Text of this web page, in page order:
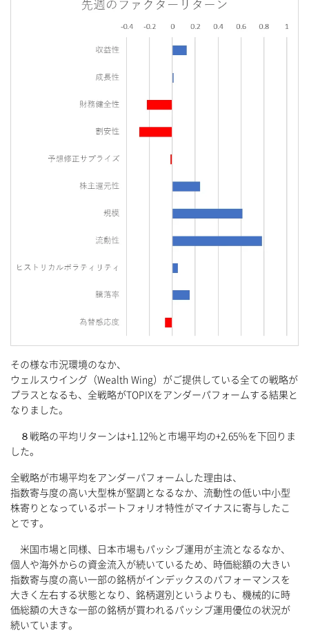
その様な市況環境のなか、
ウェルスウイング（Wealth Wing）がご提供している全ての戦略が
プラスとなるも、全戦略がTOPIXをアンダーパフォームする結果と
なりました。
８戦略の平均リターンは+1.12％と市場平均の+2.65％を下回りま
した。
全戦略が市場平均をアンダーパフォームした理由は、
指数寄与度の高い大型株が堅調となるなか、流動性の低い中小型
株寄りとなっているポートフォリオ特性がマイナスに寄与したこ
とです。
米国市場と同様、日本市場もパッシブ運用が主流となるなか、
個人や海外からの資金流入が続いているため、時価総額の大きい
指数寄与度の高い一部の銘柄がインデックスのパフォーマンスを
大きく左右する状態となり、銘柄選別というよりも、機械的に時
価総額の大きな一部の銘柄が買われるパッシブ運用優位の状況が
続いています。